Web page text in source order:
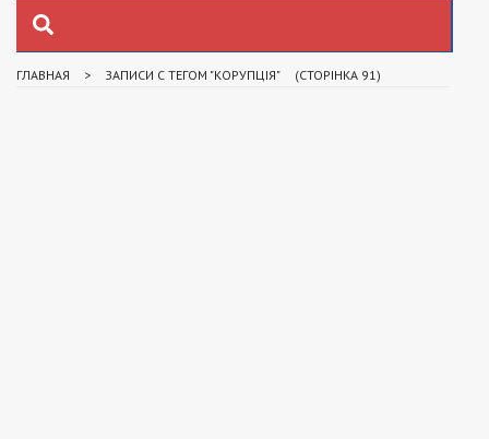
ГЛАВНАЯ > ЗАПИСИ С ТЕГОМ "КОРУПЦІЯ" (СТОРІНКА 91)